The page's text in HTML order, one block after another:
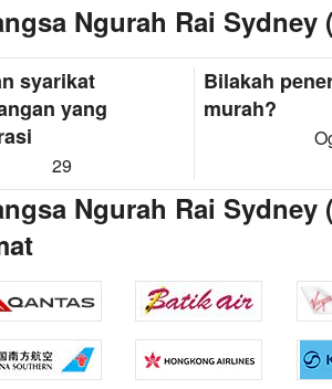
Ngurah Rai
syarikat
yang
29
Bilakah
murah?
Ngurah Rai